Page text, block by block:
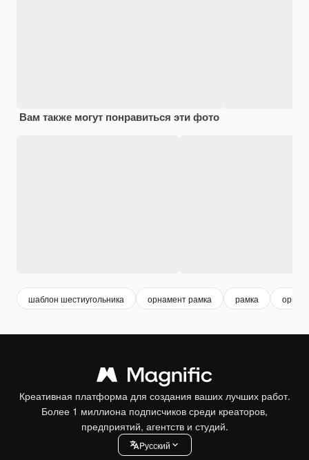
Вам также могут понравиться эти фото
шаблон шестиугольника орнамент рамка рамка
Креативная платформа для создания ваших лучших работ.
Более 1 миллиона подписчиков среди креаторов,
предприятий, агентств и студий.
Pусский